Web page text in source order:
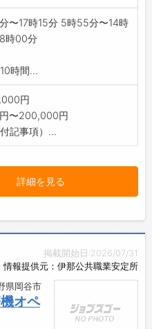
〜17時15分 5時55分〜14時
時00分
時間...
円
〜200,000円
記事項）...
詳細を見る
掲載開始日:2026/07/31
情報提供元：伊那公共職業安定所
県岡谷市
オペ